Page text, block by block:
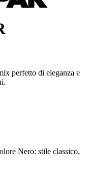
perfetto di eleganza e
Nero: stile classico,